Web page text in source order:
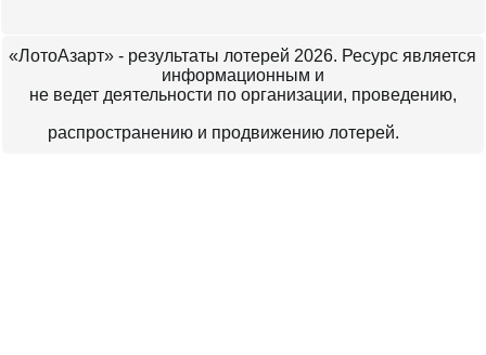
«ЛотоАзарт» - результаты лотерей 2026. Ресурс является
информационным и
не ведет деятельности по организации, проведению,
распространению и продвижению лотерей.